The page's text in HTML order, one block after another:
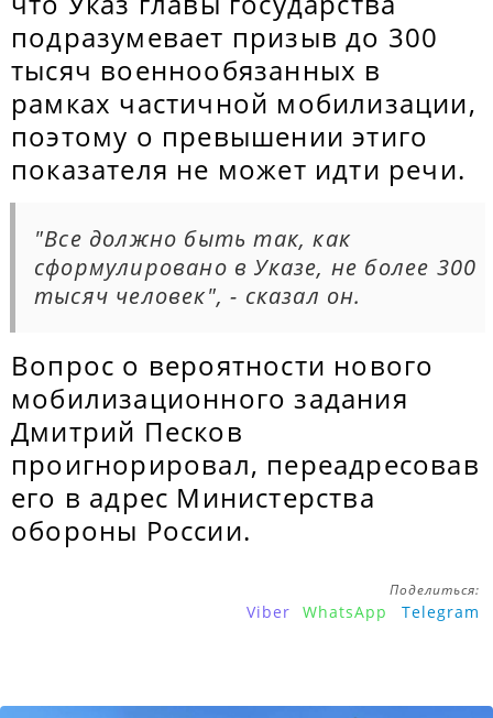
подразумевает призыв до 300
тысяч военнообязанных в
рамках частичной мобилизации,
поэтому о превышении этиго
показателя не может идти речи.
"Все должно быть так, как
сформулировано в Указе, не более 300
тысяч человек", - сказал он.
Вопрос о вероятности нового
мобилизационного задания
Дмитрий Песков
проигнорировал, переадресовав
его в адрес Министерства
обороны России.
Поделиться:
Viber WhatsApp Telegram